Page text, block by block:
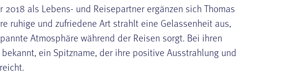
2018 als Lebens- und Reisepartner ergänzen sich Thomas
ruhige und zufriedene Art strahlt eine Gelassenheit aus,
Atmosphäre während der Reisen sorgt. Bei ihren
ein Spitzname, der ihre positive Ausstrahlung und